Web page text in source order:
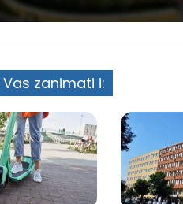
zanimati i: